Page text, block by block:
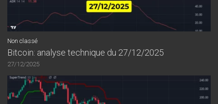
Non classé
Bitcoin: analyse technique du 27/12/2025
27/12/2025